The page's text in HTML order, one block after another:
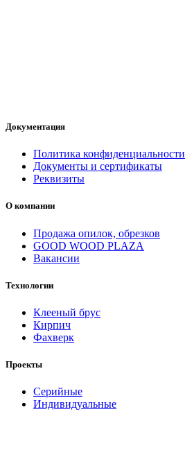
Документация
Политика конфиденциальности
Документы и сертификаты
Реквизиты
О компании
Продажа опилок, обрезков
GOOD WOOD PLAZA
Вакансии
Технологии
Клееный брус
Кирпич
Фахверк
Проекты
Серийные
Индивидуальные